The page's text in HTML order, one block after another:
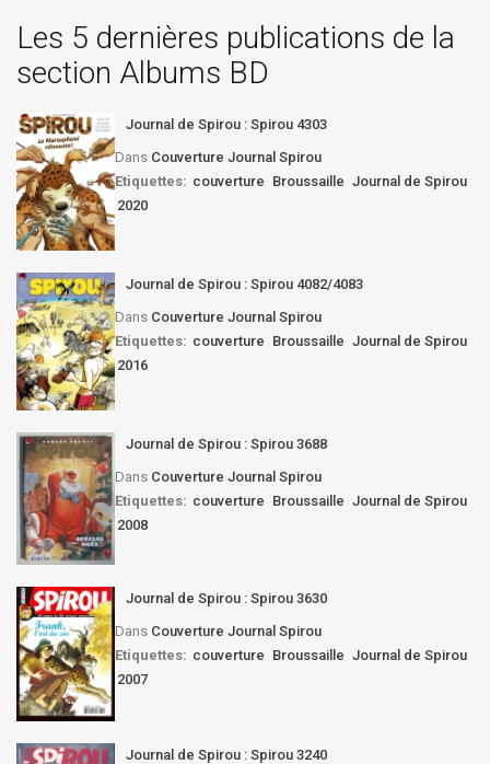
Les 5 dernières publications de la
section Albums BD
Journal de Spirou : Spirou 4303
Dans Couverture Journal Spirou
Etiquettes: couverture Broussaille Journal de Spirou
2020
Journal de Spirou : Spirou 4082/4083
Dans Couverture Journal Spirou
Etiquettes: couverture Broussaille Journal de Spirou
2016
Journal de Spirou : Spirou 3688
Dans Couverture Journal Spirou
Etiquettes: couverture Broussaille Journal de Spirou
2008
Journal de Spirou : Spirou 3630
Dans Couverture Journal Spirou
Etiquettes: couverture Broussaille Journal de Spirou
2007
Journal de Spirou : Spirou 3240